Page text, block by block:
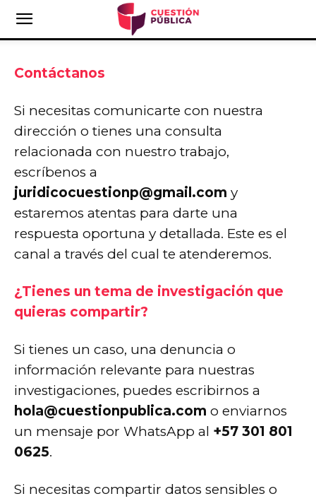
Contáctanos
Si necesitas comunicarte con nuestra
dirección o tienes una consulta
relacionada con nuestro trabajo,
escríbenos a
juridicocuestionp@gmail.com y
estaremos atentas para darte una
respuesta oportuna y detallada. Este es el
canal a través del cual te atenderemos.
¿Tienes un tema de investigación que
quieras compartir?
Si tienes un caso, una denuncia o
información relevante para nuestras
investigaciones, puedes escribirnos a
hola@cuestionpublica.com o enviarnos
un mensaje por WhatsApp al +57 301 801
0625.
Si necesitas compartir datos sensibles o